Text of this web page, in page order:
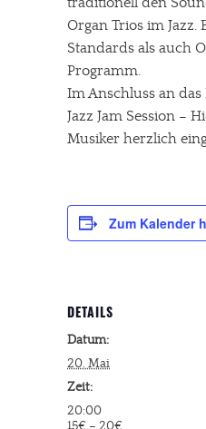
Organ Trios im Jazz.
Standards als auch
Programm.
Im Anschluss an
Jazz Jam Session –
Musiker herzlich
Zum Kalender
DETAILS
Datum:
20. Mai
Zeit:
20:00
15€ – 20€